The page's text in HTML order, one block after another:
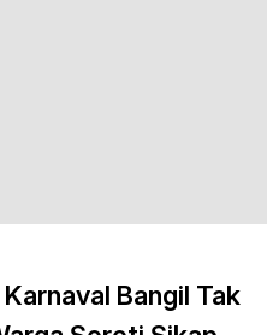
Bangil Tak